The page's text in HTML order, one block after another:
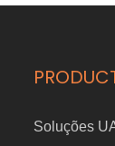
Soluções